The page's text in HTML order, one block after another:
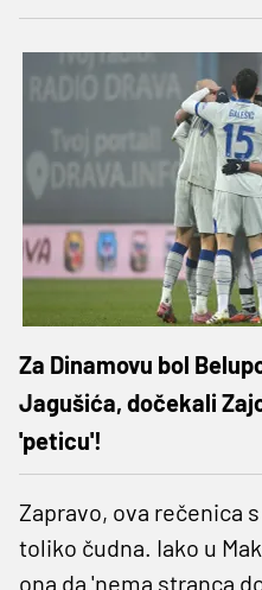
Za Dinamovu bol
Jagušića, dočekali
'peticu'!
Zapravo, ova rečenica
toliko čudna. Iako u
ona da 'nema stranca